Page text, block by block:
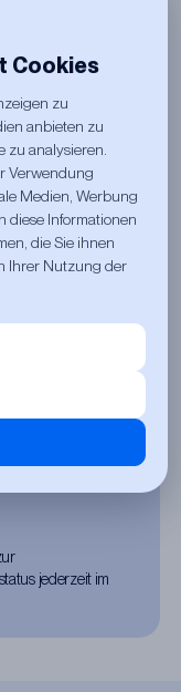
Cookies
zu
anbieten zu
zu analysieren.
Verwendung
Medien, Werbung
diese Informationen
die Sie ihnen
Ihrer Nutzung der
– diskret und
Ihre Bestellung
jederzeit im